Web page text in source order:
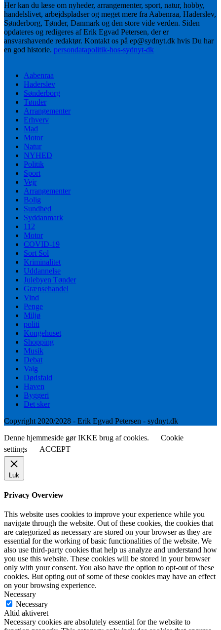
Her kan du læse om nyheder, arrangementer, sport, natur, hobby,
handelslivet, arbejdspladser og meget mere fra Aabenraa, Haderslev,
Sønderborg, Tønder, Danmark og den store vide verden. Siden
opdateres og redigeres af Erik Egvad Petersen, der er
ansvarshavende redaktør. Kontakt os på ep@sydnyt.dk hvis Du har
en god historie. persondatapolitik-hos-sydnyt-dk
Aabenraa
Haderslev
Sønderborg
Tønder
Arrangementer
Erhverv
Mad
Motor
Natur
NYHED
Politik
Sport
Vejr
Arrangementer
Bolig
Sundhed
Syddanmark
112
Motor
COVID-19
Sort Sol
Kriminalitet
Uddannelse
Julebyen Tønder
Grænsehandel
Vind
Penge
Miljø
politi
Kongehuset
Shopping
Musik
Debat
Valg
Dødsfald
Haven
Byggeri
Det sker
Copyright 2020/2028 - Erik Egvad Petersen - sydnyt.dk
Denne hjemmeside gør IKKE brug af cookies.
Cookie
settings
ACCEPT
Luk
Privacy Overview
This website uses cookies to improve your experience while you
navigate through the website. Out of these cookies, the cookies that
are categorized as necessary are stored on your browser as they are
essential for the working of basic functionalities of the website. We
also use third-party cookies that help us analyze and understand how
you use this website. These cookies will be stored in your browser
only with your consent. You also have the option to opt-out of these
cookies. But opting out of some of these cookies may have an effect
on your browsing experience.
Necessary
Necessary
Altid aktiveret
Necessary cookies are absolutely essential for the website to